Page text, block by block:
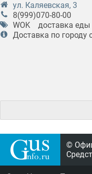
ул. Каляевская, 3
8(999)070-80-00
WOK
доставка еды
Доставка по городу
©